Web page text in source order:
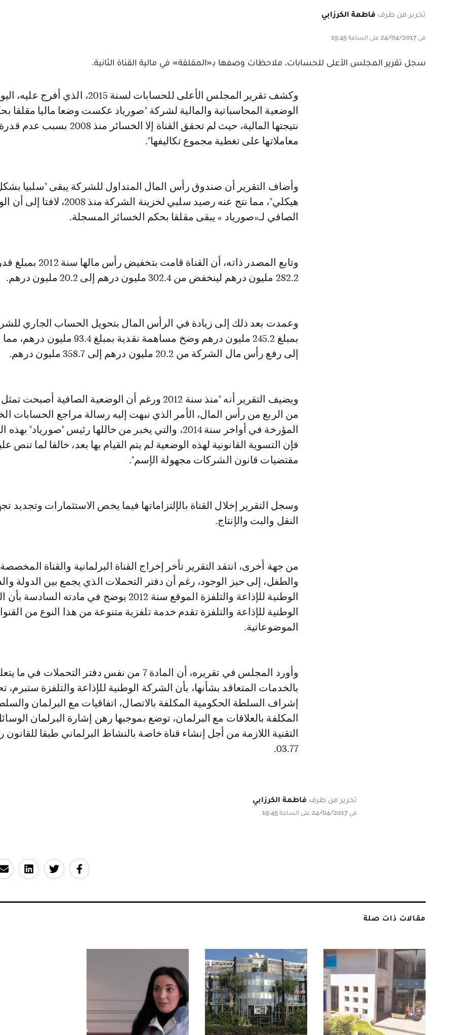
تحرير من طرف فاطمة الكرزابي
في 24/04/2017 على الساعة 19:45
سجل تقرير المجلس الأعلى للحسابات، ملاحظات وصفها بـ«المقلقة» في مالية القناة الثانية.
وكشف تقرير المجلس الأعلى للحسابات لسنة 2015، الذي أفرج عليه، اليوم، إن
الوضعية المحاسباتية والمالية لشركة "صورياد عكست وضعا ماليا مقلقا
نتيجتها المالية، حيث لم تحقق القناة إلا الخسائر منذ
معاملاتها على تغطية مجموع تكاليفها".
وأضاف التقرير أن صندوق رأس المال المتداول للشركة يبقى "سلبيا
هيكلي"، مما نتج عنه رصيد سلبي لخزينة الشركة منذ 2008،
الصافي لـ«صورياد » يبقى مقلقا بحكم الخسائر المسجلة.
وتابع المصدر ذاته، أن القناة قامت بتخفيض رأس مالها سنة
282.2 مليون درهم لينخفض من 302.4 مليون درهم إلى 20.2 مليون درهم.
وعمدت بعد ذلك إلى زيادة في الرأس المال بتحويل الحساب الجاري
بمبلغ 245.2 مليون درهم وضخ مساهمة نقدية بمبلغ 93.4 مليون
إلى رفع رأس مال الشركة من 20.2 مليون درهم إلى 358.7 مليون درهم.
ويضيف التقرير أنه "منذ سنة 2012 ورغم أن الوضعية الصافية أصبحت
من الربع من رأس المال، الأمر الذي نبهت إليه رسالة مراجع الحسابات
المؤرخة في أواخر سنة 2014، والتي يخبر من خاللها رئيس "صورياد" بهذه
فإن التسوية القانونية لهذه الوضعية لم يتم القيام بها بعد، خالفا لما تنص
مقتضيات قانون الشركات مجهولة الإسم".
وسجل التقرير إخلال القناة بالإلتزاماتها فيما يخص الاستثمارات وتجديد
النقل والبت والإنتاج.
من جهة أخرى، انتقد التقرير تأخر إخراج القناة البرلمانية والقناة المخصصة
والطفل، إلى حيز الوجود، رغم أن دفتر التحملات الذي يجمع بين الدولة
الوطنية للإذاعة والتلفزة الموقع سنة 2012 يوضح في مادته
الوطنية للإذاعة والتلفزة تقدم خدمة تلفزية متنوعة من هذا النوع من
الموضوعاتية.
وأورد المجلس في تقريره، أن المادة 7 من نفس دفتر التحملات في ما
بالخدمات المتعاقد بشأنها، بأن الشركة الوطنية للإذاعة والتلفزة ستبرم،
إشراف السلطة الحكومية المكلفة بالاتصال، اتفاقيات مع البرلمان
المكلفة بالعلاقات مع البرلمان، توضع بموجبها رهن إشارة البرلمان
التقنية اللازمة من أجل إنشاء قناة خاصة بالنشاط البرلماني طبقا للقانون
03.77.
تحرير من طرف فاطمة الكرزابي
في 24/04/2017 على الساعة 19:45
مقالات ذات صلة